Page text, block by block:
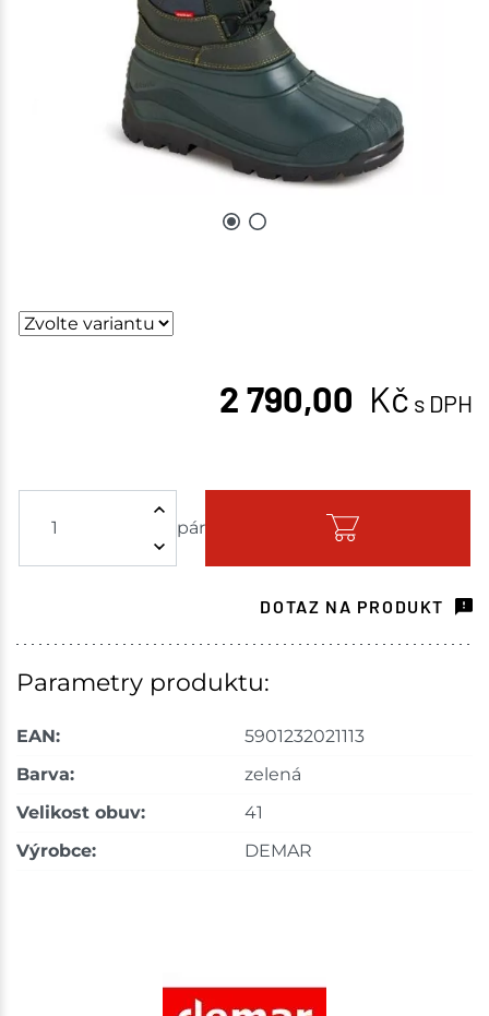
2 790,00 Kč s DPH
pár
DOTAZ NA PRODUKT
Parametry produktu:
EAN:
5901232021113
Barva:
zelená
Velikost obuv:
41
Výrobce:
DEMAR